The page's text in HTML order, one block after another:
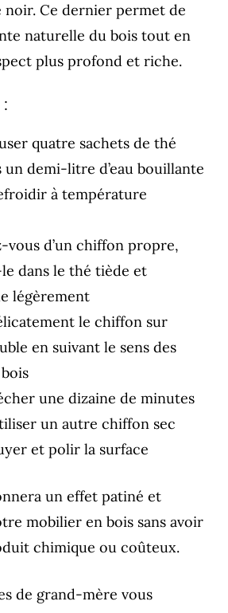
noir. Ce dernier permet de
naturelle du bois tout en
plus profond et riche.
quatre sachets de thé
un demi-litre d’eau bouillante
à température
vous d’un chiffon propre,
dans le thé tiède et
légèrement
le chiffon sur
en suivant le sens des
une dizaine de minutes
un autre chiffon sec
et polir la surface
un effet patiné et
mobilier en bois sans avoir
chimique ou coûteux.
de grand-mère vous